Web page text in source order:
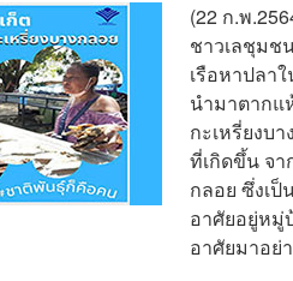
(22 ก.พ
ชาวเลชุมช
เรือหาปลา
นำมาตากแ
กะเหรี่ยงบ
ที่เกิดขึ้น จา
กลอย ซึ่งเ
อาศัยอยู่หมู่
อาศัยมาอย่